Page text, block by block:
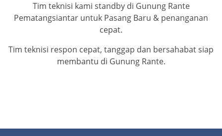
Tim teknisi kami standby di Gunung Rante
Pematangsiantar untuk Pasang Baru & penanganan
cepat.
Tim teknisi respon cepat, tanggap dan bersahabat siap
membantu di Gunung Rante.